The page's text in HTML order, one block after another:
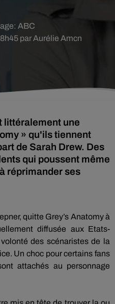
par Aurélie Amcn
ABC
littéralement une
» qu'ils tiennent
de Sarah Drew. Des
qui poussent même
réprimander ses
, quitte Grey’s Anatomyà
diffusée aux Etats-
des scénaristes de la
Un choc pour certains fans
attachés au personnage